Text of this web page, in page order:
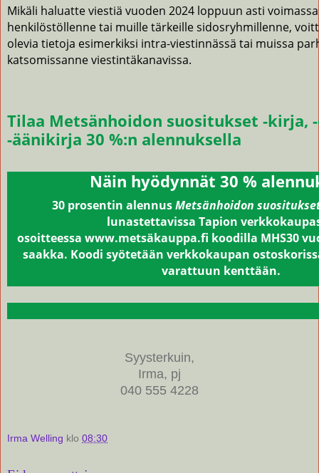
Mikäli haluatte viestiä vuoden 2024 loppuun asti
henkilöstöllenne tai muille tärkeille sidosryhmillenne,
olevia tietoja esimerkiksi intra-viestinnässä tai muissa
katsomissanne viestintäkanavissa.
Tilaa Metsänhoidon suositukset -kirja,
-äänikirja 30 %:n alennuksella
Näin hyödynnät 30 %
30 prosentin alennusMetsänhoidon
lunastettavissa Tapion
osoitteessa www.metsäkauppa.fi koodilla MHS30
saakka. Koodi syötetään verkkokaupan
varattuun kenttään.
Syysterkuin,
Irma, pj
040 555 4228
Irma Welling klo 08:30